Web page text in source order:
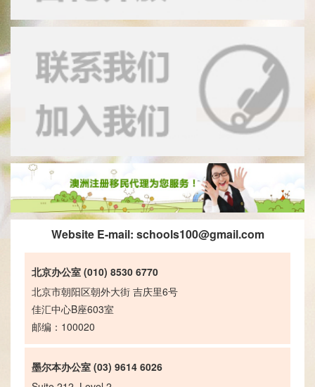
Website E-mail: schools100@gmail.com
北京办公室 (010) 8530 6770
北京市朝阳区朝外大街 吉庆里6号
佳汇中心B座603室
邮编：100020
墨尔本办公室 (03) 9614 6026